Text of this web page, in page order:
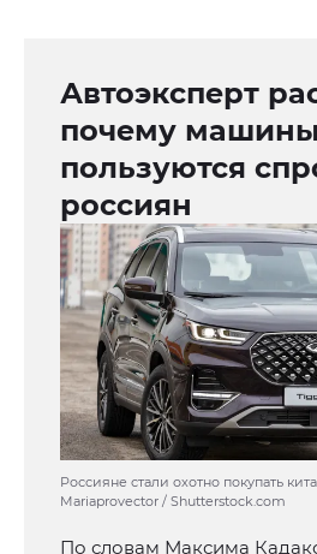
Автоэксперт
почему
пользуются
россиян
Россияне стали охотно покупать
Mariaprovector / Shutterstock.com
По словам Максима